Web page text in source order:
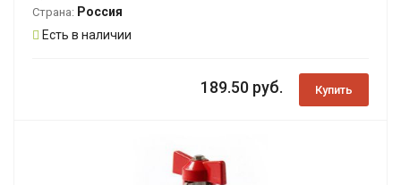
Страна: Россия
Есть в наличии
189.50 руб. Купить